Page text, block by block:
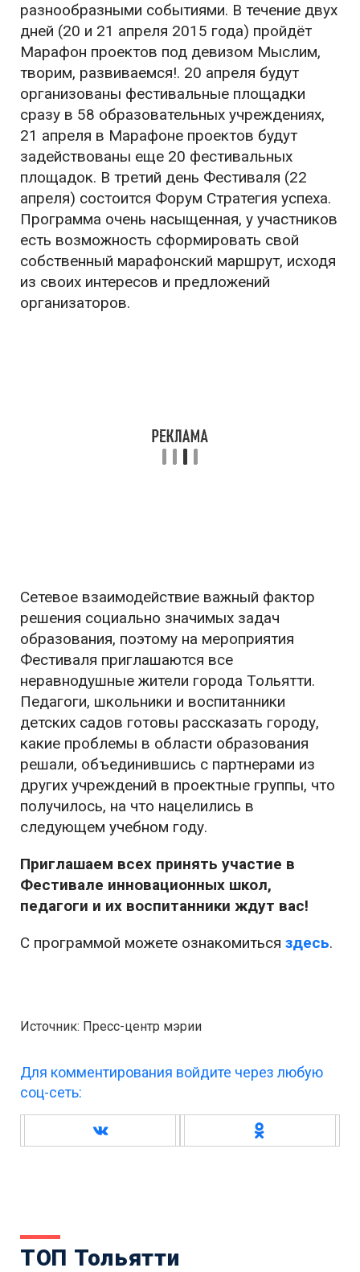
разнообразными событиями. В течение двух
дней (20 и 21 апреля 2015 года) пройдёт
Марафон проектов под девизом Мыслим,
творим, развиваемся!. 20 апреля будут
организованы фестивальные площадки
сразу в 58 образовательных учреждениях,
21 апреля в Марафоне проектов будут
задействованы еще 20 фестивальных
площадок. В третий день Фестиваля (22
апреля) состоится Форум Стратегия успеха.
Программа очень насыщенная, у участников
есть возможность сформировать свой
собственный марафонский маршрут, исходя
из своих интересов и предложений
организаторов.
Сетевое взаимодействие важный фактор
решения социально значимых задач
образования, поэтому на мероприятия
Фестиваля приглашаются все
неравнодушные жители города Тольятти.
Педагоги, школьники и воспитанники
детских садов готовы рассказать городу,
какие проблемы в области образования
решали, объединившись с партнерами из
других учреждений в проектные группы, что
получилось, на что нацелились в
следующем учебном году.
Приглашаем всех принять участие в
Фестивале инновационных школ,
педагоги и их воспитанники ждут вас!
С программой можете ознакомиться здесь.
Источник: Пресс-центр мэрии
Для комментирования войдите через любую
соц-сеть:
ТОП Тольятти